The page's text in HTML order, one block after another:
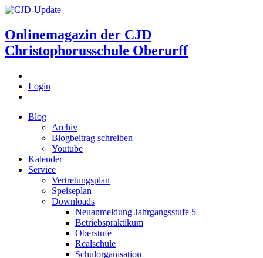
Onlinemagazin der CJD
Christophorusschule Oberurff
Login
Blog
Archiv
Blogbeitrag schreiben
Youtube
Kalender
Service
Vertretungsplan
Speiseplan
Downloads
Neuanmeldung Jahrgangsstufe 5
Betriebspraktikum
Oberstufe
Realschule
Schulorganisation